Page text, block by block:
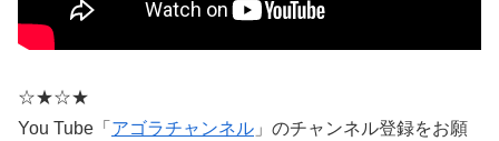
☆★☆★
You Tube「 アゴラチャンネル 」のチャンネル登録をお願